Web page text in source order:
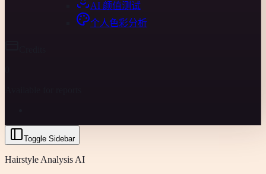
AI 颜值测试
个人色彩分析
Toggle Sidebar
Hairstyle Analysis AI